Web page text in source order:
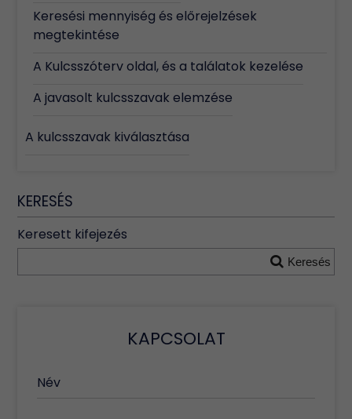
Keresési mennyiség és előrejelzések
megtekintése
A Kulcsszóterv oldal, és a találatok kezelése
A javasolt kulcsszavak elemzése
A kulcsszavak kiválasztása
KERESÉS
Keresett kifejezés
Keresés
KAPCSOLAT
Név